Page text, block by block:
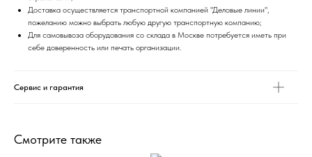
Доставка осуществляется транспортной компанией "Деловые линии",
пожеланию можно выбрать любую другую транспортную компанию;
Для самовывоза оборудования со склада в Москве потребуется иметь при
себе доверенность или печать организации.
Сервис и гарантия
Смотрите также